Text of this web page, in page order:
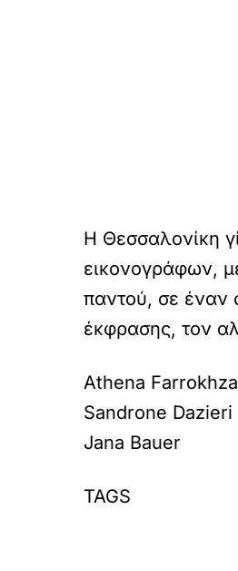
Η Θεσσαλονίκη
εικονογράφων,
παντού, σε έναν
έκφρασης, τον
Athena
Sandrone Dazieri
Jana Bauer
TAGS